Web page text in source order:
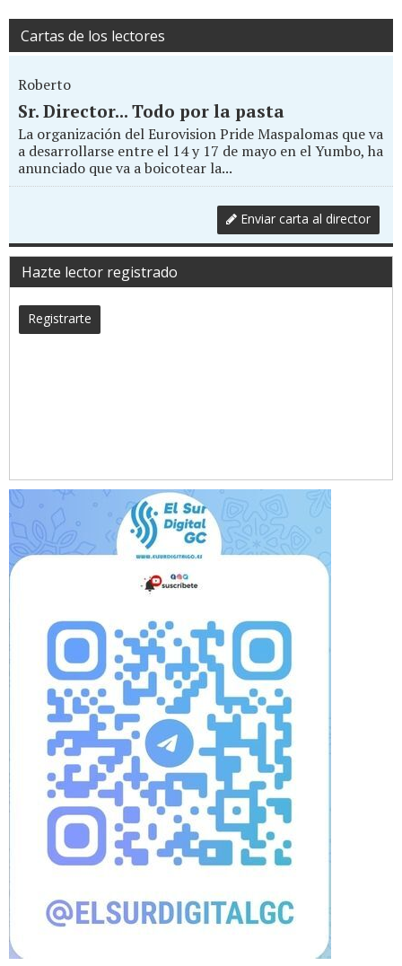
Cartas de los lectores
Roberto
Sr. Director... Todo por la pasta
La organización del Eurovision Pride Maspalomas que va
a desarrollarse entre el 14 y 17 de mayo en el Yumbo, ha
anunciado que va a boicotear la...
Enviar carta al director
Hazte lector registrado
Registrarte